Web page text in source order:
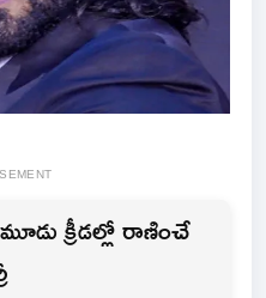
క్రీడల్లో రాణించే